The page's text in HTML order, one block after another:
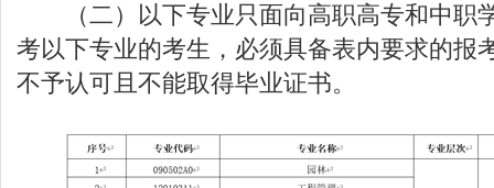
（二）以下专业只面向高职高专和中职
考以下专业的考生，必须具备表内要求的报
不予认可且不能取得毕业证书。